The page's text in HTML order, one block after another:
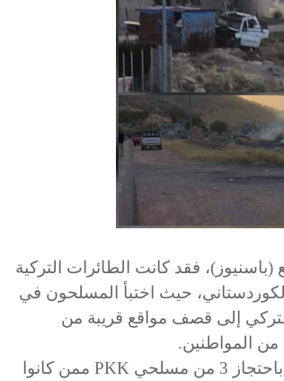
فقد كانت الطائرات التركية
حيث اختبأ المسلحون في
إلى قصف مواقع قريبة من
من المواطنين.
وعلى إثر ذلك قام أهالي القرية باحتجاز 3 من مسلحي PKK ممن كانوا